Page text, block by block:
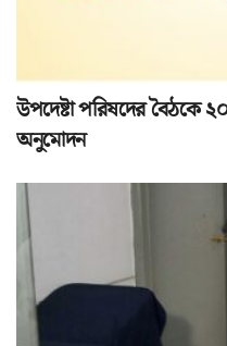
উপদেষ্টা পরিষদের বৈঠকে
অনুমোদন